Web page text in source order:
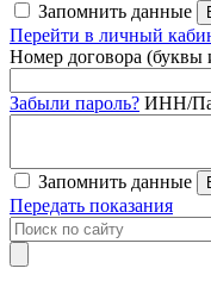
Запомнить данные
Перейти в личный
Номер договора (буквы
Забыли пароль? ИНН/
Запомнить данные
Передать показания